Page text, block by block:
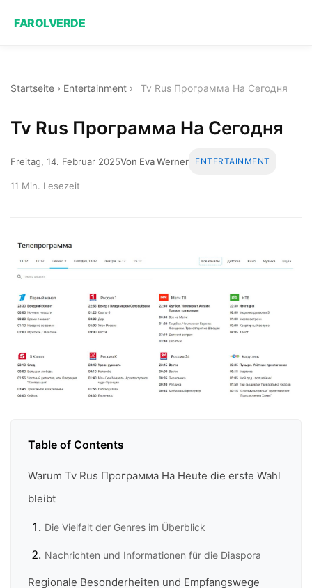
FAROLVERDE
Startseite › Entertainment › Tv Rus Программа На Сегодня
Tv Rus Программа На Сегодня
Freitag, 14. Februar 2025Von Eva Werner ENTERTAINMENT
11 Min. Lesezeit
Table of Contents
Warum Tv Rus Программа На Heute die erste Wahl
bleibt
Die Vielfalt der Genres im Überblick
Nachrichten und Informationen für die Diaspora
Regionale Besonderheiten und Empfangswege